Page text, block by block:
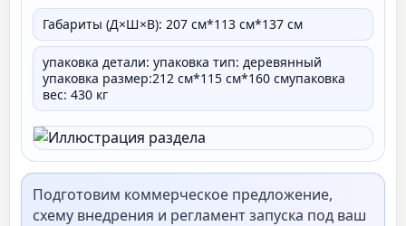
Габариты (Д×Ш×В): 207 см*113 см*137 см
упаковка детали: упаковка тип: деревянный
упаковка размер:212 см*115 см*160 смупаковка
вес: 430 кг
Подготовим коммерческое предложение,
схему внедрения и регламент запуска под ваш